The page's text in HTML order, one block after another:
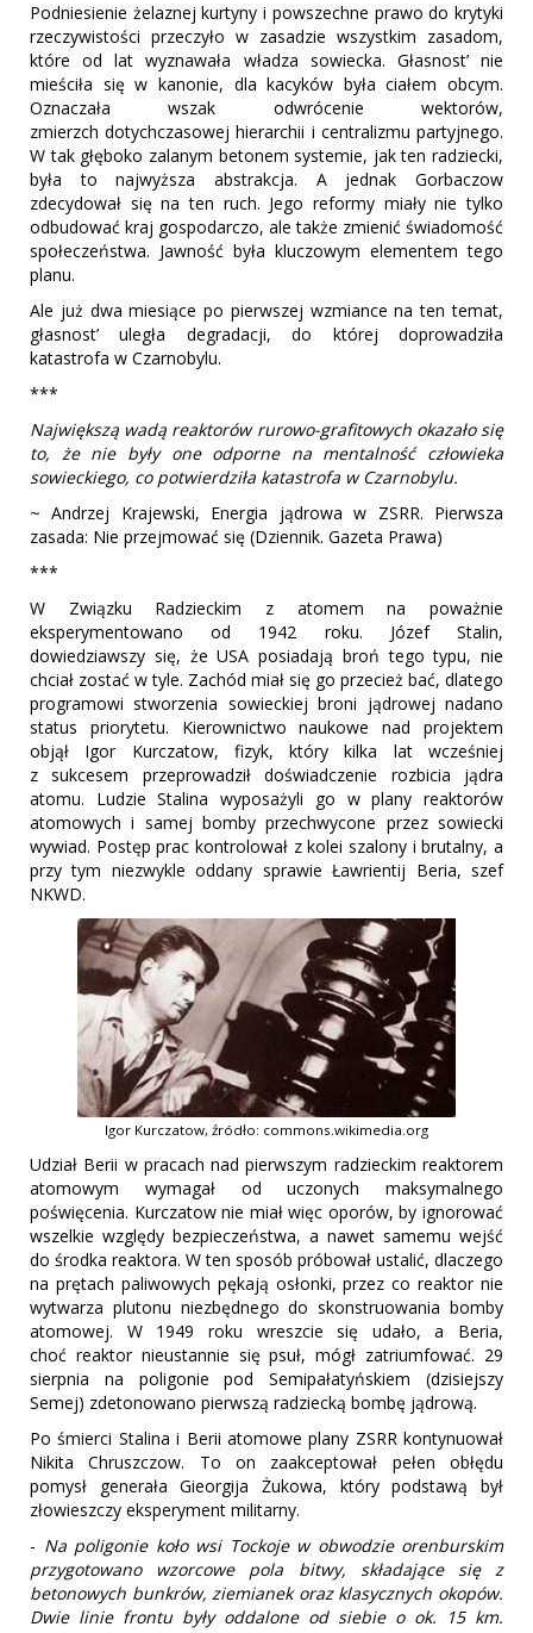
Podniesienie żelaznej kurtyny i powszechne prawo do krytyki
rzeczywistości przeczyło w zasadzie wszystkim zasadom,
które od lat wyznawała władza sowiecka. Głasnost’ nie
mieściła się w kanonie, dla kacyków była ciałem obcym.
Oznaczała wszak odwrócenie wektorów,
zmierzch dotychczasowej hierarchii i centralizmu partyjnego.
W tak głęboko zalanym betonem systemie, jak ten radziecki,
była to najwyższa abstrakcja. A jednak Gorbaczow
zdecydował się na ten ruch. Jego reformy miały nie tylko
odbudować kraj gospodarczo, ale także zmienić świadomość
społeczeństwa. Jawność była kluczowym elementem tego
planu.
Ale już dwa miesiące po pierwszej wzmiance na ten temat,
głasnost’ uległa degradacji, do której doprowadziła
katastrofa w Czarnobylu.
***
Największą wadą reaktorów rurowo-grafitowych okazało się
to, że nie były one odporne na mentalność człowieka
sowieckiego, co potwierdziła katastrofa w Czarnobylu.
~ Andrzej Krajewski, Energia jądrowa w ZSRR. Pierwsza
zasada: Nie przejmować się (Dziennik. Gazeta Prawa)
***
W Związku Radzieckim z atomem na poważnie
eksperymentowano od 1942 roku. Józef Stalin,
dowiedziawszy się, że USA posiadają broń tego typu, nie
chciał zostać w tyle. Zachód miał się go przecież bać, dlatego
programowi stworzenia sowieckiej broni jądrowej nadano
status priorytetu. Kierownictwo naukowe nad projektem
objął Igor Kurczatow, fizyk, który kilka lat wcześniej
z sukcesem przeprowadził doświadczenie rozbicia jądra
atomu. Ludzie Stalina wyposażyli go w plany reaktorów
atomowych i samej bomby przechwycone przez sowiecki
wywiad. Postęp prac kontrolował z kolei szalony i brutalny, a
przy tym niezwykle oddany sprawie Ławrientij Beria, szef
NKWD.
Igor Kurczatow, źródło: commons.wikimedia.org
Udział Berii w pracach nad pierwszym radzieckim reaktorem
atomowym wymagał od uczonych maksymalnego
poświęcenia. Kurczatow nie miał więc oporów, by ignorować
wszelkie względy bezpieczeństwa, a nawet samemu wejść
do środka reaktora. W ten sposób próbował ustalić, dlaczego
na prętach paliwowych pękają osłonki, przez co reaktor nie
wytwarza plutonu niezbędnego do skonstruowania bomby
atomowej. W 1949 roku wreszcie się udało, a Beria,
choć reaktor nieustannie się psuł, mógł zatriumfować. 29
sierpnia na poligonie pod Semipałatyńskiem (dzisiejszy
Semej) zdetonowano pierwszą radziecką bombę jądrową.
Po śmierci Stalina i Berii atomowe plany ZSRR kontynuował
Nikita Chruszczow. To on zaakceptował pełen obłędu
pomysł generała Gieorgija Żukowa, który podstawą był
złowieszczy eksperyment militarny.
- Na poligonie koło wsi Tockoje w obwodzie orenburskim
przygotowano wzorcowe pola bitwy, składające się z
betonowych bunkrów, ziemianek oraz klasycznych okopów.
Dwie linie frontu były oddalone od siebie o ok. 15 km.